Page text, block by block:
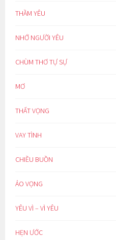
THẦM YÊU
NHỚ NGƯỜI YÊU
CHÙM THƠ TỰ SỰ
MƠ
THẤT VỌNG
VAY TÌNH
CHIỀU BUỒN
ẢO VỌNG
YÊU VÌ – VÌ YÊU
HẸN ƯỚC